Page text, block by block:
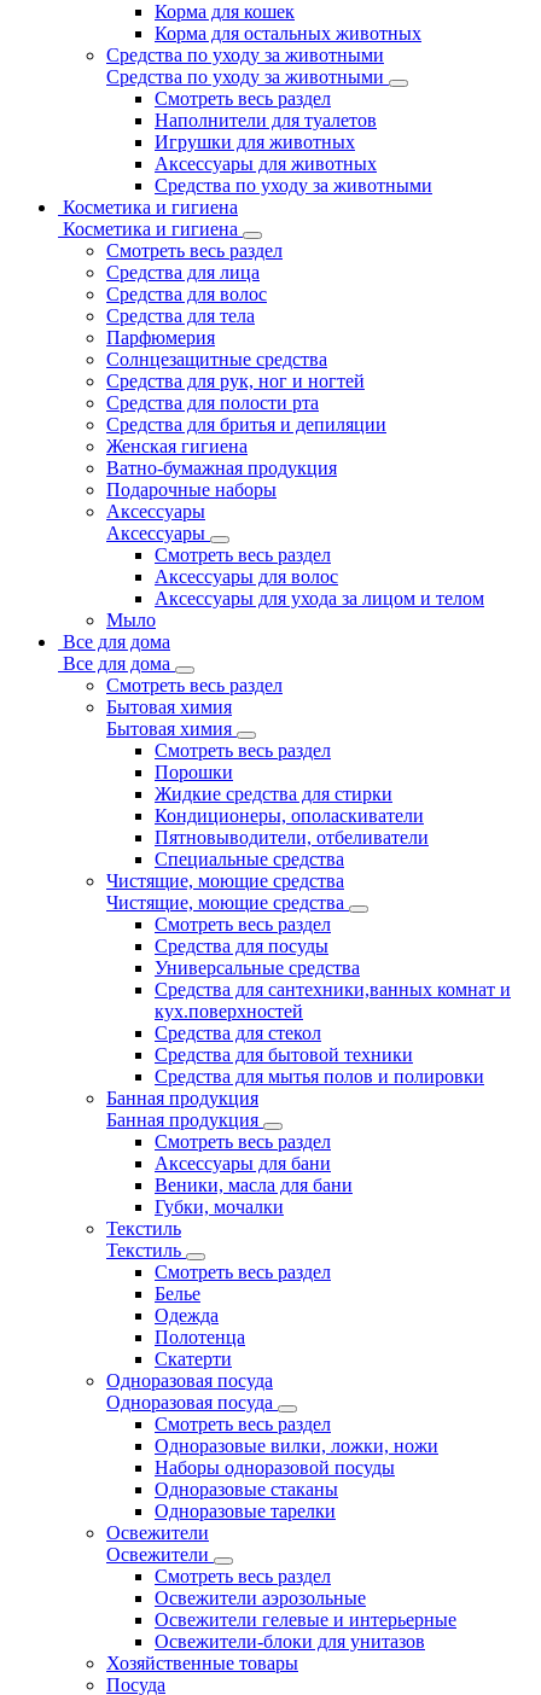
Корма для кошек
Корма для остальных животных
Средства по уходу за животными
Средства по уходу за животными
Смотреть весь раздел
Наполнители для туалетов
Игрушки для животных
Аксессуары для животных
Средства по уходу за животными
Косметика и гигиена
Косметика и гигиена
Смотреть весь раздел
Средства для лица
Средства для волос
Средства для тела
Парфюмерия
Солнцезащитные средства
Средства для рук, ног и ногтей
Средства для полости рта
Средства для бритья и депиляции
Женская гигиена
Ватно-бумажная продукция
Подарочные наборы
Аксессуары
Аксессуары
Смотреть весь раздел
Аксессуары для волос
Аксессуары для ухода за лицом и телом
Мыло
Все для дома
Все для дома
Смотреть весь раздел
Бытовая химия
Бытовая химия
Смотреть весь раздел
Порошки
Жидкие средства для стирки
Кондиционеры, ополаскиватели
Пятновыводители, отбеливатели
Специальные средства
Чистящие, моющие средства
Чистящие, моющие средства
Смотреть весь раздел
Средства для посуды
Универсальные средства
Средства для сантехники,ванных комнат и
кух.поверхностей
Средства для стекол
Средства для бытовой техники
Средства для мытья полов и полировки
Банная продукция
Банная продукция
Смотреть весь раздел
Аксессуары для бани
Веники, масла для бани
Губки, мочалки
Текстиль
Текстиль
Смотреть весь раздел
Белье
Одежда
Полотенца
Скатерти
Одноразовая посуда
Одноразовая посуда
Смотреть весь раздел
Одноразовые вилки, ложки, ножи
Наборы одноразовой посуды
Одноразовые стаканы
Одноразовые тарелки
Освежители
Освежители
Смотреть весь раздел
Освежители аэрозольные
Освежители гелевые и интерьерные
Освежители-блоки для унитазов
Хозяйственные товары
Посуда